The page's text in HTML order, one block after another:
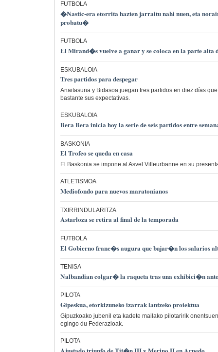
FUTBOLA
�Nastic-era etorrita hazten jarraitu nahi nuen, eta
probatu�
FUTBOLA
El Mirand�s vuelve a ganar y se coloca en la parte
ESKUBALOIA
Tres partidos para despegar
Anaitasuna y Bidasoa juegan tres partidos en diez días
bastante sus expectativas.
ESKUBALOIA
Bera Bera inicia hoy la serie de seis partidos entre
BASKONIA
El Trofeo se queda en casa
El Baskonia se impone al Asvel Villeurbanne en su
ATLETISMOA
Mediofondo para nuevos maratonianos
TXIRRINDULARITZA
Astarloza se retira al final de la temporada
FUTBOLA
El Gobierno franc�s augura que bajar�n los salarios
TENISA
Nalbandian colgar� la raqueta tras una exhibici�n
PILOTA
Gipeskua, etorkizuneko izarrak lantzeko proiektua
Gipuzkoako jubenil eta kadete mailako pilotaririk
egingo du Federazioak.
PILOTA